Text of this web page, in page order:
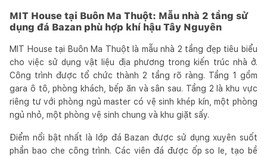
MIT House tại Buôn Ma Thuột: Mẫu nhà 2 tầng sử
dụng đá Bazan phù hợp khí hậu Tây Nguyên
MIT House tại Buôn Ma Thuột là mẫu nhà 2 tầng đẹp tiêu biểu
cho việc sử dụng vật liệu địa phương trong kiến trúc nhà ở.
Công trình được tổ chức thành 2 tầng rõ ràng. Tầng 1 gồm
gara ô tô, phòng khách, bếp ăn và sân sau. Tầng 2 là khu vực
riêng tư với phòng ngủ master có vệ sinh khép kín, một phòng
ngủ nhỏ, một phòng vệ sinh chung và khu giặt sấy.
Điểm nổi bật nhất là lớp đá Bazan được sử dụng xuyên suốt
phần bao che công trình. Các viên đá được ốp so le, tạo bề